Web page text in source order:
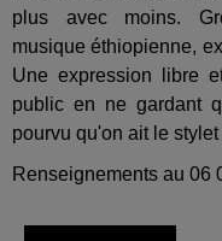
plus avec moins.
musique éthiopienne,
Une expression libre
public en ne gardant
pourvu qu'on ait le stylet
Renseignements au 06